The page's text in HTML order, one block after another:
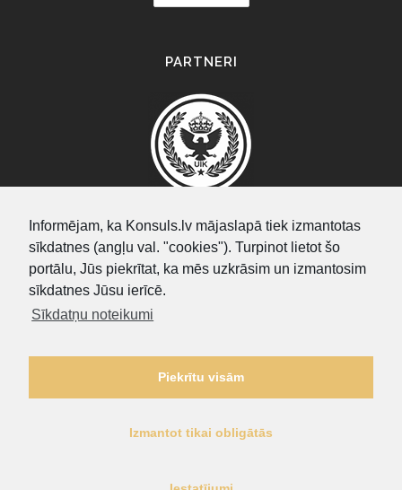
Informējam, ka Konsuls.lv mājaslapā tiek izmantotas
sīkdatnes (angļu val. "cookies"). Turpinot lietot šo
portālu, Jūs piekrītat, ka mēs uzkrāsim un izmantosim
sīkdatnes Jūsu ierīcē.
Sīkdatņu noteikumi
Piekrītu visām
Izmantot tikai obligātās
PARTNERI
SEARCH
Sīkdatņu noteikumi